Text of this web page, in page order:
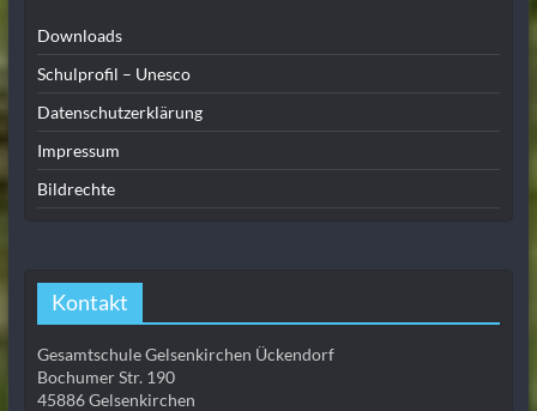
Downloads
Schulprofil – Unesco
Datenschutzerklärung
Impressum
Bildrechte
Kontakt
Gesamtschule Gelsenkirchen Ückendorf
Bochumer Str. 190
45886 Gelsenkirchen